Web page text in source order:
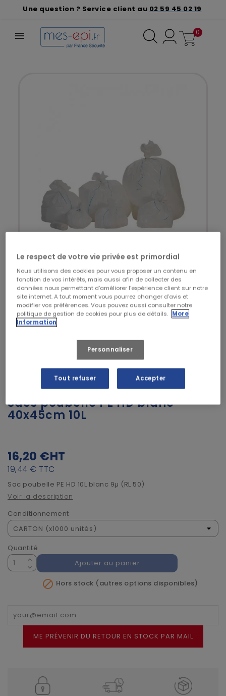
Une question ? Service client au 02 59 45 02 19
0
Sacs poubelle PE HD blanc
40x45cm 10L
16,20 €HT
19,44 € TTC
Sac poubelle PE HD 10L blanc 9µ (RL 50)
Voir la description
Conditionnement
Quantité
Ajouter au panier
 Hors stock (autres options disponibles)
ME PRÉVENIR DU RETOUR EN STOCK PAR MAIL
Le respect de votre vie privée est primordial
Nous utilisons des cookies pour vous proposer un contenu en
fonction de vos intérêts, mais aussi afin de collecter des
données nous permettant d’améliorer l’expérience client sur notre
site internet. A tout moment vous pourrez changer d’avis et
modifier vos préférences. Vous pouvez aussi consulter notre
politique de gestion de cookies pour plus de détails. More
Information
Personnaliser
Tout refuser Accepter